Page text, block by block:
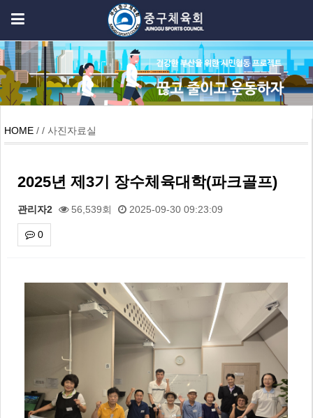
HOME / / 사진자료실
2025년 제3기 장수체육대학(파크골프)
관리자2 56,539회 2025-09-30 09:23:09
0